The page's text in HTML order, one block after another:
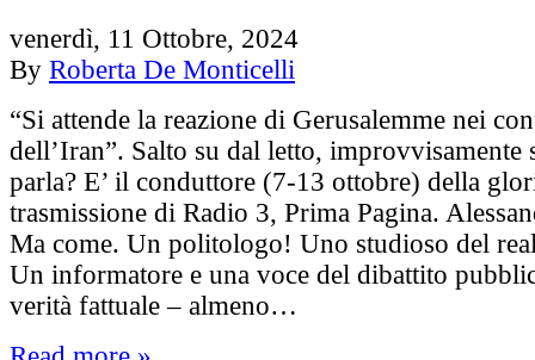
venerdì, 11 Ottobre, 2024
By Roberta De Monticelli
“Si attende la reazione di Gerusalemme nei
dell’Iran”. Salto su dal letto, improvvisamente
parla? E’ il conduttore (7-13 ottobre) della
trasmissione di Radio 3, Prima Pagina.
Ma come. Un politologo! Uno studioso del
Un informatore e una voce del dibattito
verità fattuale – almeno…